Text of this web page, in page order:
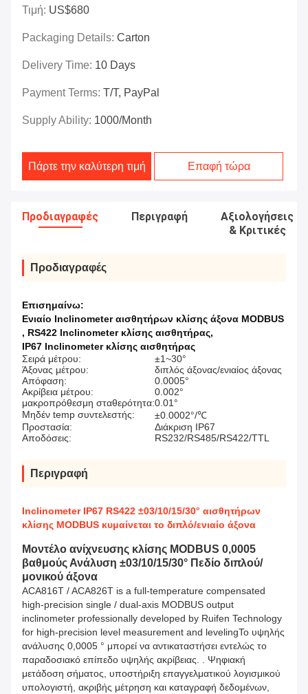
Τιμή: US$680
Packaging Details: Carton
Delivery Time: 10 Days
Payment Terms: T/T, PayPal
Supply Ability: 1000/month
Πάρτε την καλύτερη τιμή Επαφή τώρα
Προδιαγραφές Περιγραφή
Αξιολογήσεις
& Κριτικές
Προδιαγραφές
Επισημαίνω:
Ενιαίο Inclinometer αισθητήρων κλίσης άξονα MODBUS
, RS422 Inclinometer κλίσης αισθητήρας,
IP67 Inclinometer κλίσης αισθητήρας
Σειρά μέτρου:
±1~30°
Άξονας μέτρου:
διπλός άξονας/ενιαίος άξονας
Απόφαση:
0.0005°
Ακρίβεια μέτρου:
0.002°
μακροπρόθεσμη σταθερότητα:0.01°
Μηδέν temp συντελεστής:
±0.0002°/℃
Προστασία:
Διάκριση IP67
Αποδόσεις:
RS232/RS485/RS422/TTL
Περιγραφή
Inclinometer IP67 RS422 ±03/10/15/30° αισθητήρων
κλίσης MODBUS κυμαίνεται το διπλό/ενιαίο άξονα
Μοντέλο ανίχνευσης κλίσης MODBUS 0,0005
βαθμούς Ανάλυση ±03/10/15/30° Πεδίο διπλού/
μονικού άξονα
ACA816T / ACA826T is a full-temperature compensated
high-precision single / dual-axis MODBUS output
inclinometer professionally developed by Ruifen Technology
for high-precision level measurement and levelingΤο υψηλής
ανάλυσης 0,0005 ° μπορεί να αντικαταστήσει εντελώς το
παραδοσιακό επίπεδο υψηλής ακρίβειας. . Ψηφιακή
μετάδοση σήματος, υποστήριξη επαγγελματικού λογισμικού
υπολογιστή, ακριβής μέτρηση και καταγραφή δεδομένων,